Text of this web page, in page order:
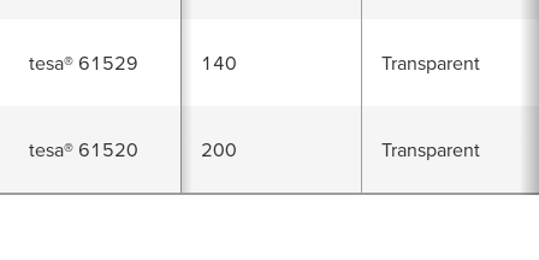
tesa® 61529 140 Transparent
tesa® 61520 200 Transparent